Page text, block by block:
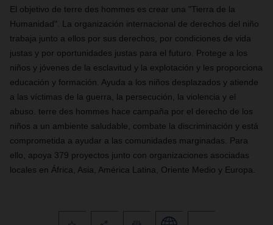
El objetivo de terre des hommes es crear una "Tierra de la
Humanidad". La organización internacional de derechos del niño
trabaja junto a ellos por sus derechos, por condiciones de vida
justas y por oportunidades justas para el futuro. Protege a los
niños y jóvenes de la esclavitud y la explotación y les proporciona
educación y formación. Ayuda a los niños desplazados y atiende
a las víctimas de la guerra, la persecución, la violencia y el
abuso. terre des hommes hace campaña por el derecho de los
niños a un ambiente saludable, combate la discriminación y está
comprometida a ayudar a las comunidades marginadas. Para
ello, apoya 379 proyectos junto con organizaciones asociadas
locales en África, Asia, América Latina, Oriente Medio y Europa.